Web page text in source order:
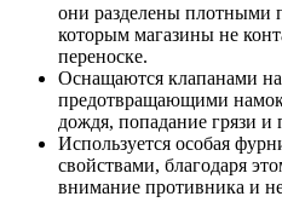
они разделены плотными
которым магазины не
переноске.
Оснащаются клапанами на
предотвращающими
дождя, попадание грязи и
Используется особая
свойствами, благодаря
внимание противника и